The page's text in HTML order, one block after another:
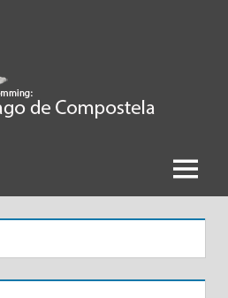
Menu